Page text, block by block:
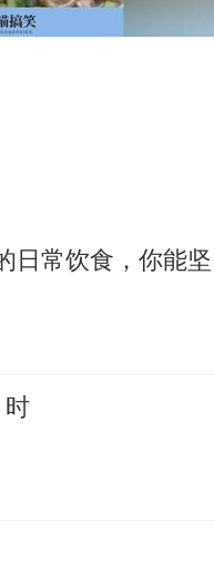
日常饮食，你能坚